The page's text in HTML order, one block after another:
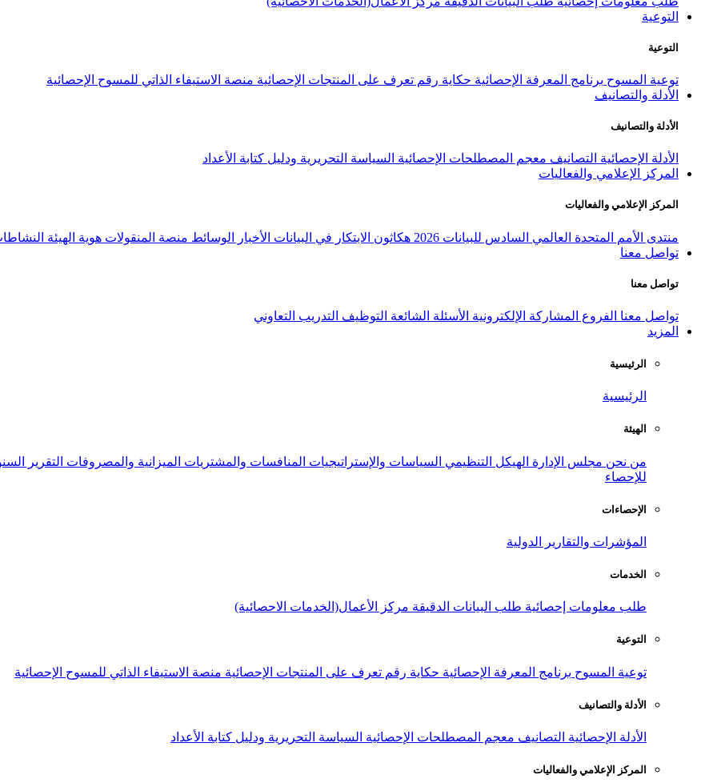
التوعية
التوعية
توعية المسوح برنامج المعرفة الإحصائية حكاية رقم تعرف على المنتجات الإحصائية منصة الاستيفاء الذاتي للمسوح الإحصائية
الأدلة والتصانيف
الأدلة والتصانيف
الأدلة الإحصائية التصانيف معجم المصطلحات الإحصائية السياسة التحريرية ودليل كتابة الأعداد
المركز الإعلامي والفعاليات
المركز الإعلامي والفعاليات
منتدى الأمم المتحدة العالمي السادس للبيانات 2026 هكاثون الابتكار في البيانات الأخبار الوسائط منصة المنقولات هوية الهيئة
تواصل معنا
تواصل معنا
تواصل معنا الفروع المشاركة الإلكترونية الأسئلة الشائعة التوظيف التدريب التعاوني
المزيد
الرئيسية
الرئيسية
الهيئة
من نحن مجلس الإدارة الهيكل التنظيمي السياسات والإستراتيجيات المنافسات والمشتريات الميزانية والمصروفات التقرير
للإحصاء
الإحصاءات
المؤشرات والتقارير الدولية
الخدمات
طلب معلومات إحصائية طلب البيانات الدقيقة مركز الأعمال(الخدمات الاحصائية)
التوعية
توعية المسوح برنامج المعرفة الإحصائية حكاية رقم تعرف على المنتجات الإحصائية منصة الاستيفاء الذاتي للمسوح الإحصائية
الأدلة والتصانيف
الأدلة الإحصائية التصانيف معجم المصطلحات الإحصائية السياسة التحريرية ودليل كتابة الأعداد
المركز الإعلامي والفعاليات